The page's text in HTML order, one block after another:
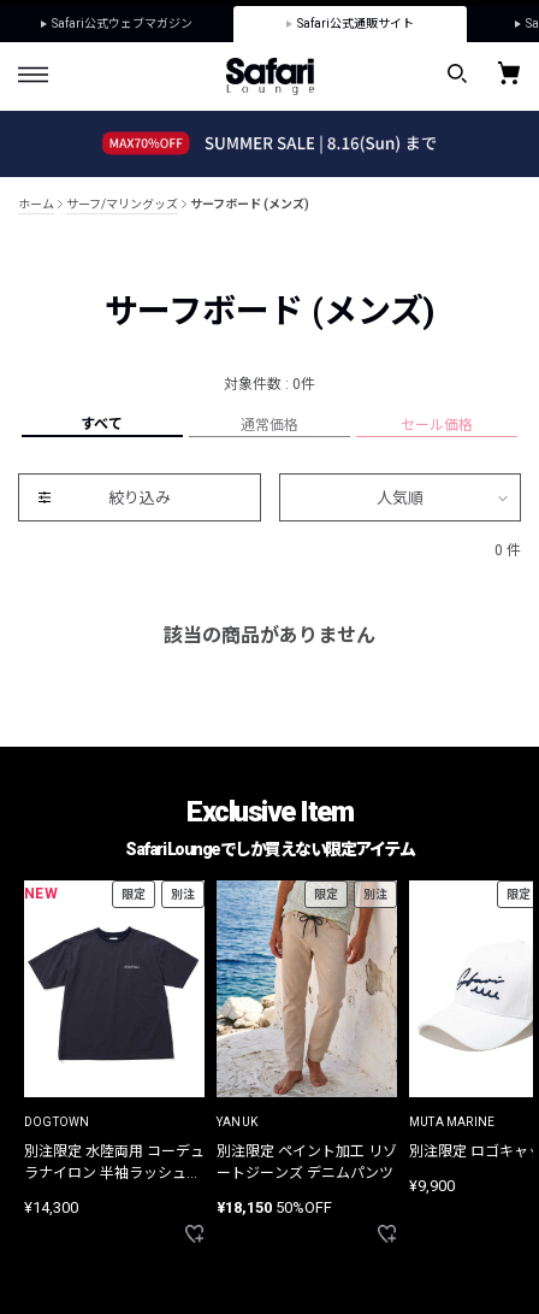
Safari公式ウェブマガジン Safari公式通販サイト
ホーム サーフ/マリングッズ サーフボード (メンズ)
サーフボード (メンズ)
対象件数 : 0件
すべて 通常価格 セール価格
絞り込み 人気順
0 件
該当の商品がありません
Exclusive Item
Safari Loungeでしか買えない限定アイテム
NEW 限定 別注
DOGTOWN
別注限定 水陸両用 コーデュ
ラナイロン 半袖ラッシュガ
¥14,300
限定 別注
YANUK
別注限定 ペイント加工 リゾ
ートジーンズ デニムパンツ
¥18,150 50%OFF
限定
MUTA MARINE
別注限定 ロゴキャ
¥9,900